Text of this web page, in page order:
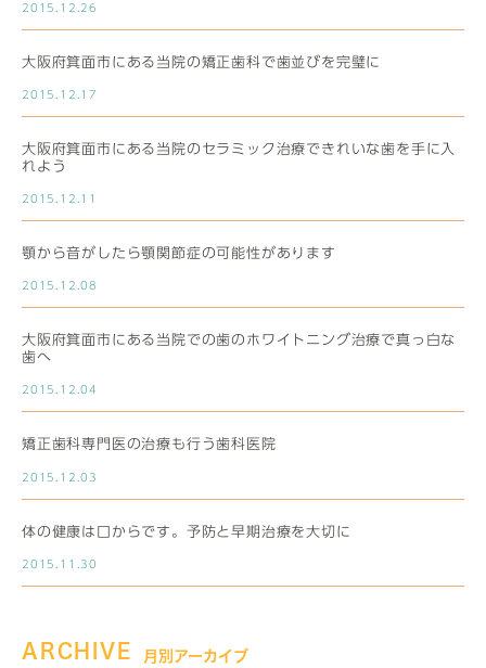
2015.12.26
大阪府箕面市にある当院の矯正歯科で歯並びを完璧に
2015.12.17
大阪府箕面市にある当院のセラミック治療できれいな歯を手に入
れよう
2015.12.11
顎から音がしたら顎関節症の可能性があります
2015.12.08
大阪府箕面市にある当院での歯のホワイトニング治療で真っ白な
歯へ
2015.12.04
矯正歯科専門医の治療も行う歯科医院
2015.12.03
体の健康は口からです。予防と早期治療を大切に
2015.11.30
ARCHIVE 月別アーカイブ